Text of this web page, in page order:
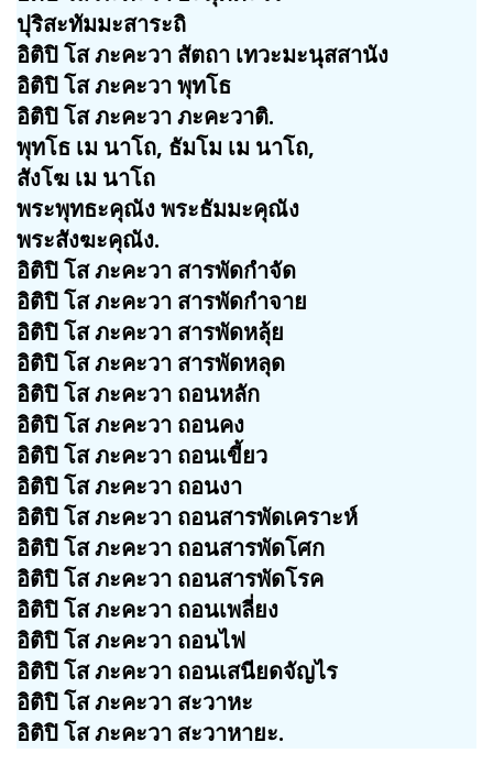
ปุริสะทัมมะสาระถิ
อิติปิ โส ภะคะวา สัตถา เทวะมะนุสสานัง
อิติปิ โส ภะคะวา พุทโธ
อิติปิ โส ภะคะวา ภะคะวาติ.
พุทโธ เม นาโถ, ธัมโม เม นาโถ,
สังโฆ เม นาโถ
พระพุทธะคุณัง พระธัมมะคุณัง
พระสังฆะคุณัง.
อิติปิ โส ภะคะวา สารพัดกำจัด
อิติปิ โส ภะคะวา สารพัดกำจาย
อิติปิ โส ภะคะวา สารพัดหลุ้ย
อิติปิ โส ภะคะวา สารพัดหลุด
อิติปิ โส ภะคะวา ถอนหลัก
อิติปิ โส ภะคะวา ถอนคง
อิติปิ โส ภะคะวา ถอนเขี้ยว
อิติปิ โส ภะคะวา ถอนงา
อิติปิ โส ภะคะวา ถอนสารพัดเคราะห์
อิติปิ โส ภะคะวา ถอนสารพัดโศก
อิติปิ โส ภะคะวา ถอนสารพัดโรค
อิติปิ โส ภะคะวา ถอนเพลี่ยง
อิติปิ โส ภะคะวา ถอนไฟ
อิติปิ โส ภะคะวา ถอนเสนียดจัญไร
อิติปิ โส ภะคะวา สะวาหะ
อิติปิ โส ภะคะวา สะวาหายะ.